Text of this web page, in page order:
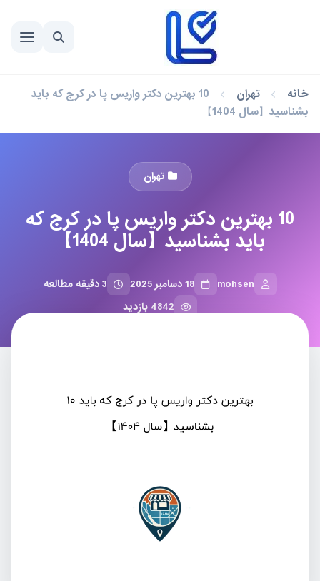
خانه تهران
10 بهترین دکتر واریس پا در کرج که باید
بشناسید【سال 1404】
تهران
10 بهترین دکتر واریس پا در کرج که
باید بشناسید【سال 1404】
mohsen 18 دسامبر 2025
3 دقیقه مطالعه
4842 بازدید